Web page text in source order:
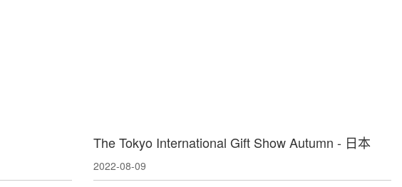
The Tokyo International Gift Show Autumn - 日本
2022-08-09